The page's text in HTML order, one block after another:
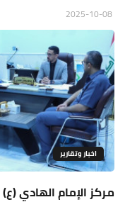
اخبار وتقارير
مركز الإمام الهادي